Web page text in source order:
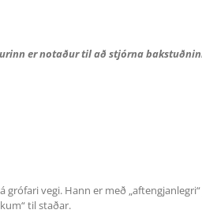
er notaður til að stjórna
vegi. Hann er með
til staðar.